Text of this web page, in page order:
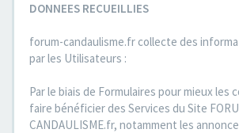
DONNEES RECUEILLIES
forum-candaulisme.fr collecte des
par les Utilisateurs :
Par le biais de Formulaires pour mieux les
faire bénéficier des Services du Site
CANDAULISME.fr, notamment les